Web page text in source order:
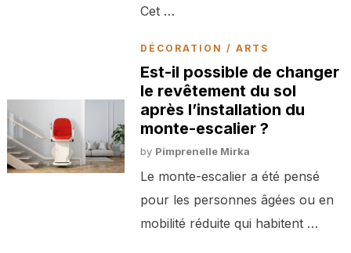
Cet …
DÉCORATION / ARTS
Est-il possible de changer
le revêtement du sol
après l’installation du
monte-escalier ?
by Pimprenelle Mirka
Le monte-escalier a été pensé
pour les personnes âgées ou en
mobilité réduite qui habitent …